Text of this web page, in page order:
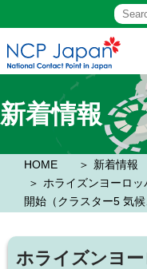
新着情報
HOME 新着情報
ホライズンヨーロ
開始（クラスター5 気
ホライズンヨ